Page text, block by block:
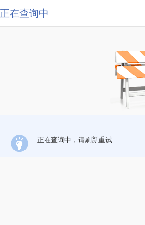
正在查询中
正在查询中，请刷新重试